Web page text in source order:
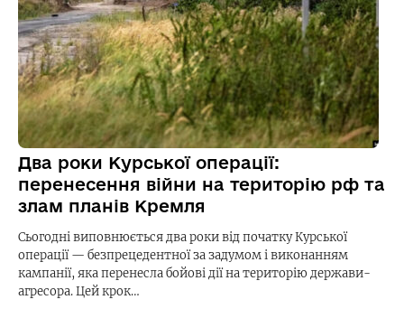
Два роки Курської операції:
перенесення війни на територію рф та
злам планів Кремля
Сьогодні виповнюється два роки від початку Курської
операції — безпрецедентної за задумом і виконанням
кампанії, яка перенесла бойові дії на територію держави-
агресора. Цей крок…